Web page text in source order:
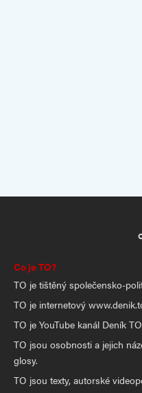
Co je TO?
TO je tištěný společensko-
TO je internetový
TO je YouTube kanál Deník
TO jsou osobnosti a jejich
glosy.
TO jsou texty, autorské